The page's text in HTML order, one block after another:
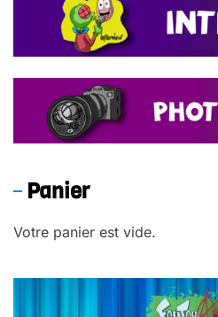
Panier
Votre panier est vide.